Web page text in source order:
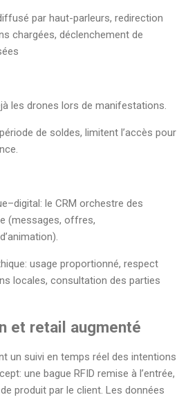
par haut-parleurs, redirection
chargées, déclenchement de
les drones lors de manifestations.
de soldes, limitent l’accès pour
le CRM orchestre des
(messages, offres,
usage proportionné, respect
locales, consultation des parties
et retail augmenté
un suivi en temps réel des intentions
une bague RFID remise à l’entrée,
produit par le client. Les données